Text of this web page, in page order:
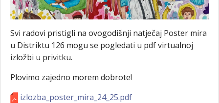
Svi radovi pristigli na ovogodišnji natječaj Poster mira
u Distriktu 126 mogu se pogledati u pdf virtualnoj
izložbi u privitku.
Plovimo zajedno morem dobrote!
izlozba_poster_mira_24_25.pdf